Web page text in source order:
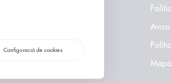
Configuració de cookies
Aviso